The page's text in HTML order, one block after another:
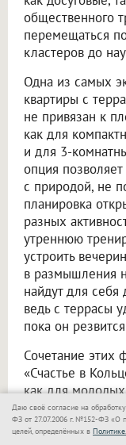
общественного
перемещаться
кластеров до
Одна из самых
квартиры с
не привязан к
как для
и для 3-
опция
с природой, не
планировка
разных
утреннюю
устроить
в размышления
найдут для
ведь с террасы
пока он
Сочетание этих
«Счастье в
как для
наполнение и
и для их семей,
Даю своё согласие на
ФЗ от 27.07.2006 г. №152-ФЗ «О
целей, определённых в Политике.